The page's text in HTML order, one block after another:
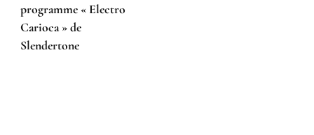
programme « Electro
Carioca » de
Slendertone